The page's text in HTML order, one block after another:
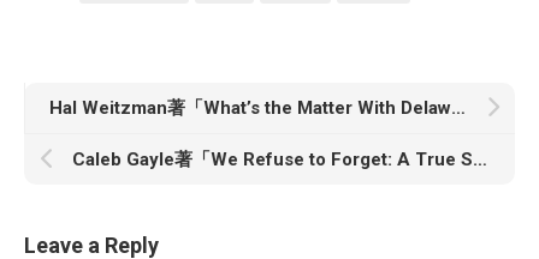
Hal Weitzman著「What’s the Matter With Delaware?: How the First State Has Favored the Rich, Powerful, and Criminal—and How It Costs Us All」
Caleb Gayle著「We Refuse to Forget: A True Story of Black Creeks, American Identity, and Power」
Leave a Reply